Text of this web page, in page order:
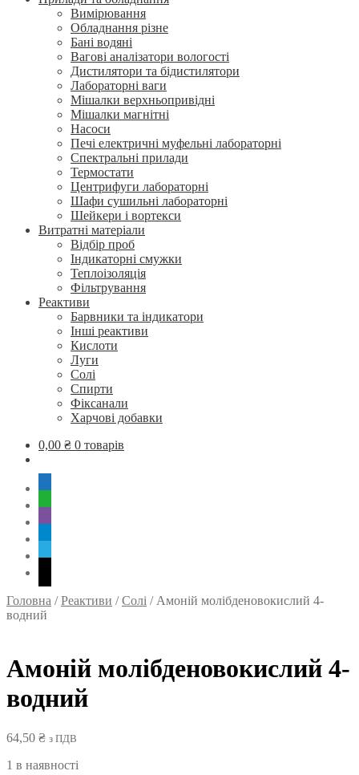
Вимірювання
Обладнання різне
Бані водяні
Вагові аналізатори вологості
Дистилятори та бідистилятори
Лабораторні ваги
Мішалки верхньопривідні
Мішалки магнітні
Насоси
Печі електричні муфельні лабораторні
Спектральні прилади
Термостати
Центрифуги лабораторні
Шафи сушильні лабораторні
Шейкери і вортекси
Витратні матеріали
Відбір проб
Індикаторні смужки
Теплоізоляція
Фільтрування
Реактиви
Барвники та індикатори
Інші реактиви
Кислоти
Луги
Солі
Спирти
Фіксанали
Харчові добавки
0,00 ₴ 0 товарів
Головна /Реактиви /Солі / Амоній молібденовокислий 4-
водний
Амоній молібденовокислий 4-
водний
64,50 ₴ з ПДВ
1 в наявності